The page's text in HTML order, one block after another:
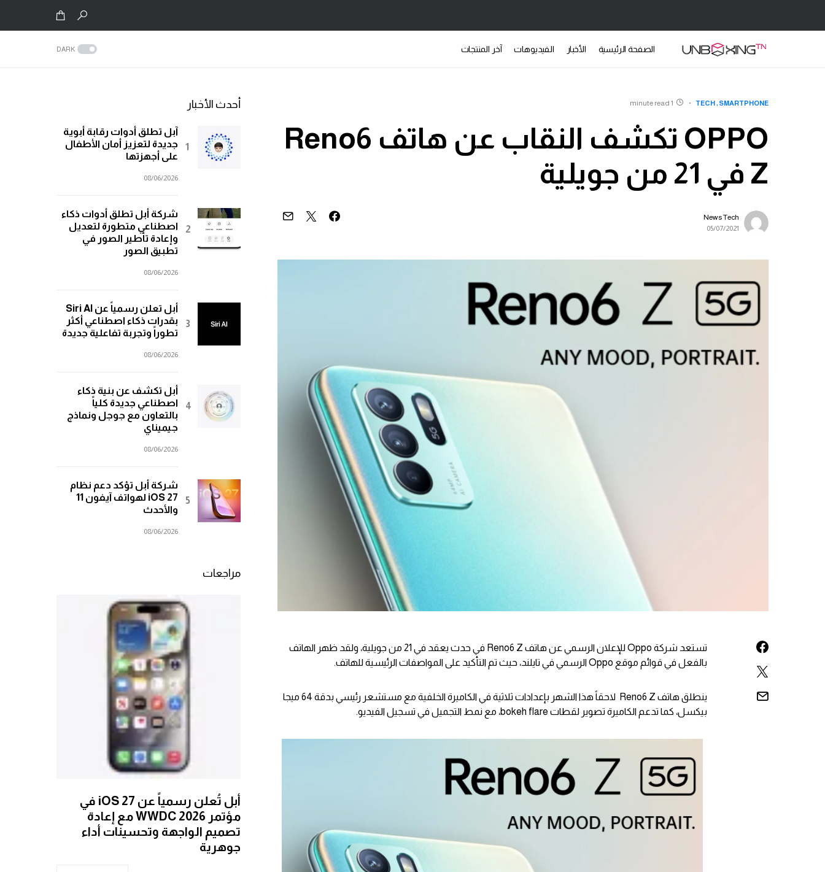
الصفحة الرئيسية الأخبار الفيديوهات آخر المنتجات DARK
SMARTPHONE
TECH
1 minute read
OPPO تكشف النقاب عن هاتف Reno6
Z في 21 من جويلية
News Tech
05/07/2021
تستعد شركة Oppo للإعلان الرسمي عن هاتف Reno6 Z في حدث يعقد في 21 من جويلية، ولقد ظهر الهاتف
بالفعل في قوائم موقع Oppo الرسمي في تايلند، حيث تم التأكيد على المواصفات الرئيسية للهاتف.
ينطلق هاتف Reno6 Z لاحقاً هذا الشهر بإعدادات ثلاثية في الكاميرة الخلفية مع مستشعر رئيسي بدقة 64 ميجا
بيكسل، كما تدعم الكاميرة تصوير لقطات bokeh flare، مع نمط التجميل في تسجيل الفيديو.
أحدث الأخبار
آبل تطلق أدوات رقابة أبوية
جديدة لتعزيز أمان الأطفال
على أجهزتها
08/06/2026
شركة أبل تطلق أدوات ذكاء
اصطناعي متطورة لتعديل
وإعادة تأطير الصور في
تطبيق الصور
08/06/2026
أبل تعلن رسمياً عن Siri AI
بقدرات ذكاء اصطناعي أكثر
تطوراً وتجربة تفاعلية جديدة
08/06/2026
أبل تكشف عن بنية ذكاء
اصطناعي جديدة كلياً
بالتعاون مع جوجل ونماذج
جيميناي
08/06/2026
شركة أبل تؤكد دعم نظام
iOS 27 لهواتف آيفون 11
والأحدث
08/06/2026
مراجعات
أبل تُعلن رسمياً عن iOS 27 في
مؤتمر WWDC 2026 مع إعادة
تصميم الواجهة وتحسينات أداء
جوهرية